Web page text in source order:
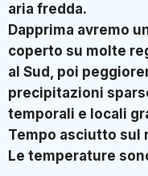
aria fredda.
Dapprima avremo
coperto su molte
al Sud, poi
precipitazioni
temporali e locali
Tempo asciutto sul
Le temperature